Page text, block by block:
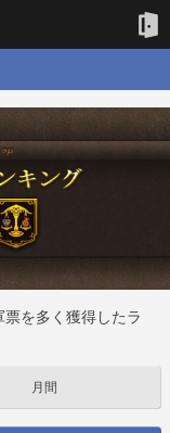
を多く獲得したラ
月間